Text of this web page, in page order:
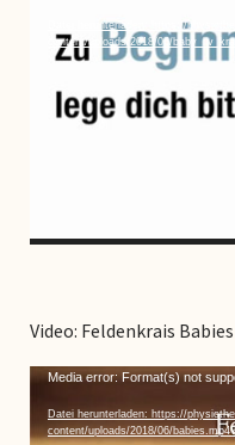
Datei herunterladen: https://
content/uploads/2018/06/
Video: Feldenkrais Babies
Video-
Player
Media error: Format(s) not
Datei herunterladen: https://
content/uploads/2018/06/